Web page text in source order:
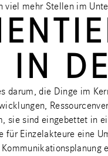
mehr Stellen im
IN
darum, die Dinge im
sie sind eingebettet in
für Einzelakteure eine